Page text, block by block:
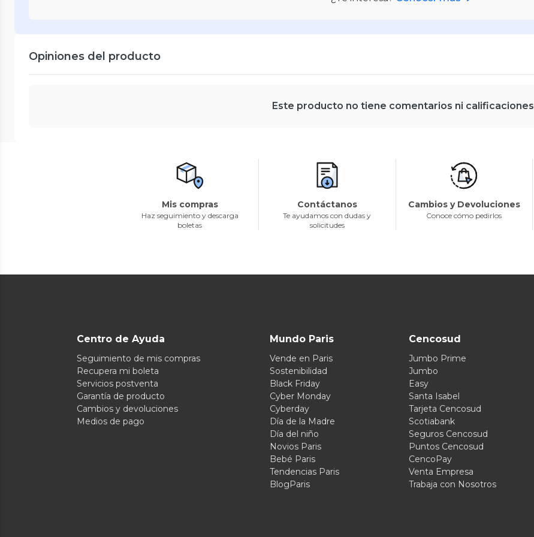
Opiniones del producto
Este producto no tiene comentarios ni calificaciones
Mis compras
Haz seguimiento y descarga
boletas
Contáctanos
Te ayudamos con dudas y
solicitudes
Cambios y Devoluciones
Conoce cómo pedirlos
Centro de Ayuda
Seguimiento de mis compras
Recupera mi boleta
Servicios postventa
Garantía de producto
Cambios y devoluciones
Medios de pago
Mundo Paris
Vende en Paris
Sostenibilidad
Black Friday
Cyber Monday
Cyberday
Día de la Madre
Día del niño
Novios Paris
Bebé Paris
Tendencias Paris
BlogParis
Cencosud
Jumbo Prime
Jumbo
Easy
Santa Isabel
Tarjeta Cencosud
Scotiabank
Seguros Cencosud
Puntos Cencosud
CencoPay
Venta Empresa
Trabaja con Nosotros